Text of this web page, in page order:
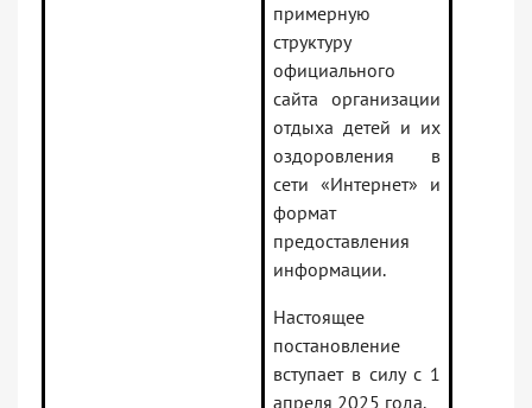
примерную
структуру
официального
сайта организации
отдыха детей и их
оздоровления в
сети «Интернет» и
формат
предоставления
информации.
Настоящее
постановление
вступает в силу с 1
апреля 2025 года.